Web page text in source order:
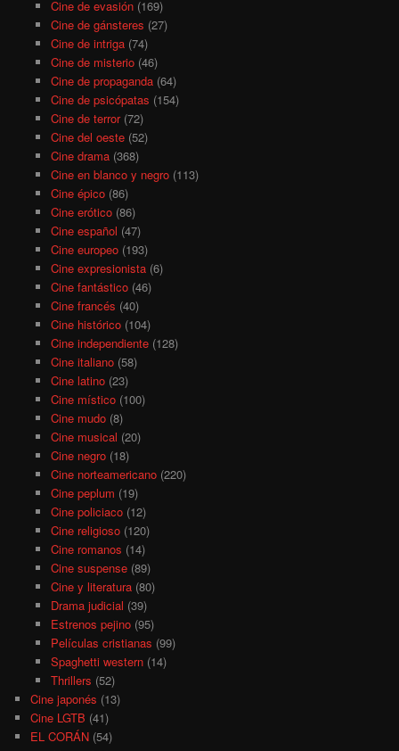
Cine de evasión(169)
Cine de gánsteres (27)
Cine de intriga(74)
Cine de misterio(46)
Cine de propaganda(64)
Cine de psicópatas (154)
Cine de terror(72)
Cine del oeste(52)
Cine drama(368)
Cine en blanco y negro(113)
Cine épico(86)
Cine erótico(86)
Cine español (47)
Cine europeo(193)
Cine expresionista(6)
Cine fantástico(46)
Cine francés (40)
Cine histórico(104)
Cine independiente(128)
Cine italiano(58)
Cine latino(23)
Cine místico(100)
Cine mudo(8)
Cine musical (20)
Cine negro(18)
Cine norteamericano(220)
Cine peplum (19)
Cine policiaco(12)
Cine religioso(120)
Cine romanos (14)
Cine suspense(89)
Cine y literatura(80)
Drama judicial (39)
Estrenos pejino(95)
Películas cristianas (99)
Spaghetti western(14)
Thrillers (52)
Cine japonés (13)
Cine LGTB (41)
EL CORÁN (54)